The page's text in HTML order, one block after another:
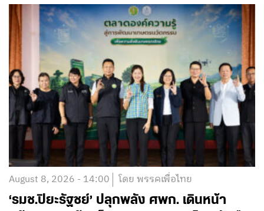
August 8, 2026 - 14:00 โดย พรรคเพื่อไทย
‘รมช.ปิยะรัฐชย์’ ปลุกพลัง ศพก. เดินหน้า